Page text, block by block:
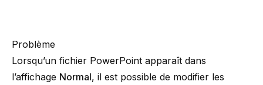
Problème
Lorsqu’un fichier PowerPoint apparaît dans
l’affichage Normal, il est possible de modifier les